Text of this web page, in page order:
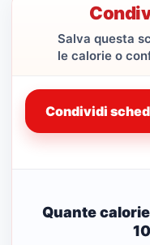
Salva questa
le calorie o
Condividi
Quante